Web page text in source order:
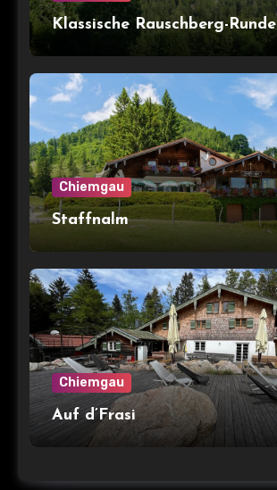
Klassische Rauschberg-Runde
Chiemgau
Staffnalm
Chiemgau
Auf d’Frasi